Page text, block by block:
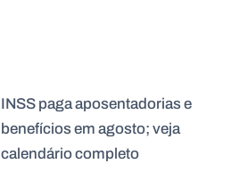
INSS paga aposentadorias e
benefícios em agosto; veja
calendário completo